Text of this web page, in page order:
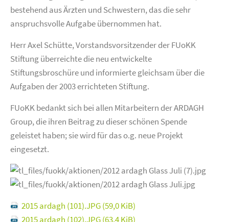
bestehend aus Ärzten und Schwestern, das die sehr
anspruchsvolle Aufgabe übernommen hat.
Herr Axel Schütte, Vorstandsvorsitzender der FUoKK
Stiftung überreichte die neu entwickelte
Stiftungsbroschüre und informierte gleichsam über die
Aufgaben der 2003 errichteten Stiftung.
FUoKK bedankt sich bei allen Mitarbeitern der ARDAGH
Group, die ihren Beitrag zu dieser schönen Spende
geleistet haben; sie wird für das o.g. neue Projekt
eingesetzt.
2015 ardagh (101).JPG(59,0 KiB)
2015 ardagh (102).JPG(63,4 KiB)